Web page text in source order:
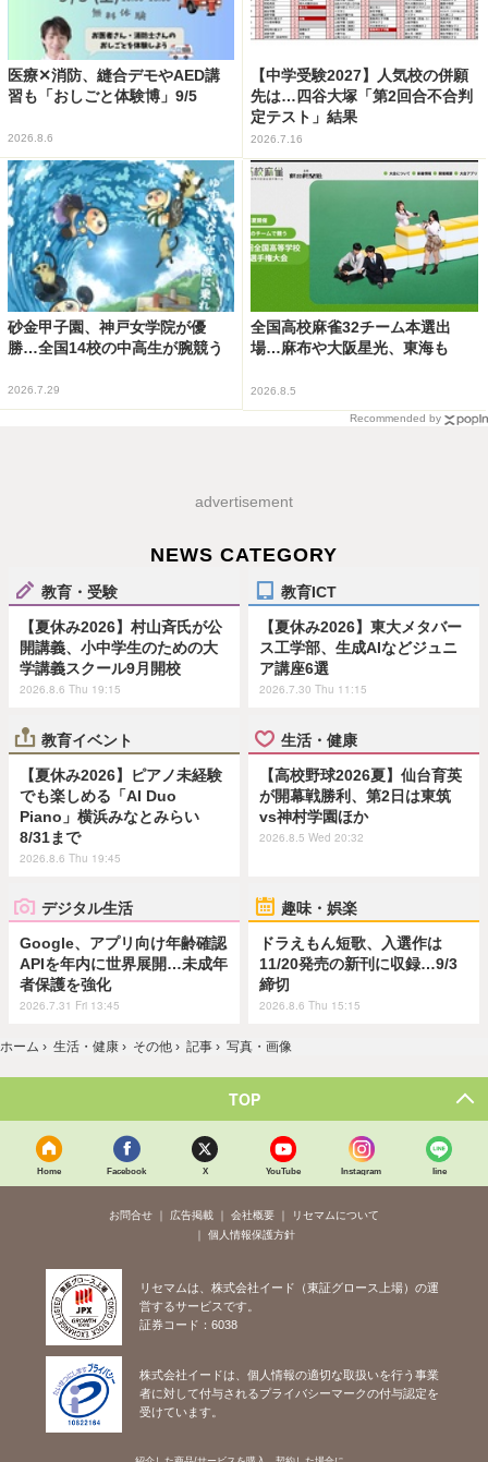
医療✕消防、縫合デモやAED講
習も「おしごと体験博」9/5
2026.8.6
【中学受験2027】人気校の併願
先は…四谷大塚「第2回合不合判
定テスト」結果
2026.7.16
砂金甲子園、神戸女学院が優
勝…全国14校の中高生が腕競う
2026.7.29
全国高校麻雀32チーム本選出
場…麻布や大阪星光、東海も
2026.8.5
Recommended by
advertisement
NEWS CATEGORY
教育・受験
【夏休み2026】村山斉氏が公
開講義、小中学生のための大
学講義スクール9月開校
2026.8.6 Thu 19:15
教育ICT
【夏休み2026】東大メタバー
ス工学部、生成AIなどジュニ
ア講座6選
2026.7.30 Thu 11:15
教育イベント
【夏休み2026】ピアノ未経験
でも楽しめる「AI Duo
Piano」横浜みなとみらい
8/31まで
2026.8.6 Thu 19:45
生活・健康
【高校野球2026夏】仙台育英
が開幕戦勝利、第2日は東筑
vs神村学園ほか
2026.8.5 Wed 20:32
デジタル生活
Google、アプリ向け年齢確認
APIを年内に世界展開…未成年
者保護を強化
2026.7.31 Fri 13:45
趣味・娯楽
ドラえもん短歌、入選作は
11/20発売の新刊に収録…9/3
締切
2026.8.6 Thu 15:15
ホーム › 生活・健康 › その他 › 記事 › 写真・画像
TOP
Home Facebook X YouTube Instagram line
お問合せ 広告掲載 会社概要
リセマムについて
個人情報保護方針
リセマムは、株式会社イード（東証グロース上場）の運
営するサービスです。
証券コード：6038
株式会社イードは、個人情報の適切な取扱いを行う事業
者に対して付与されるプライバシーマークの付与認定を
受けています。